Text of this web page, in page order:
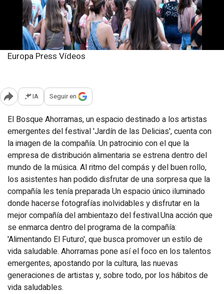
Europa Press Vídeos
Abrir opciones para compartir
IA Seguir en
El Bosque Ahorramas, un espacio destinado a los artistas
emergentes del festival 'Jardín de las Delicias', cuenta con
la imagen de la compañía. Un patrocinio con el que la
empresa de distribución alimentaria se estrena dentro del
mundo de la música. Al ritmo del compás y del buen rollo,
los asistentes han podido disfrutar de una sorpresa que la
compañía les tenía preparada Un espacio único iluminado
donde hacerse fotografías inolvidables y disfrutar en la
mejor compañía del ambientazo del festival.Una acción que
se enmarca dentro del programa de la compañía:
'Alimentando El Futuro', que busca promover un estilo de
vida saludable. Ahorramas pone así el foco en los talentos
emergentes, apostando por la cultura, las nuevas
generaciones de artistas y, sobre todo, por los hábitos de
vida saludables.